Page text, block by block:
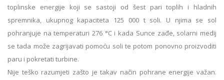
toplinske energije koji se sastoji od šest pari toplih i hladnih
spremnika, ukupnog kapaciteta 125 000 t soli. U njima se sol
pohranjuje na temperaturi 276 °C i kada Sunce zađe, solarni medij
se tada može zagrijavati pomoću soli te potom ponovno proizvoditi
paru i pokretati turbine.
Nije teško razumjeti zašto je takav način pohrane energije važan.